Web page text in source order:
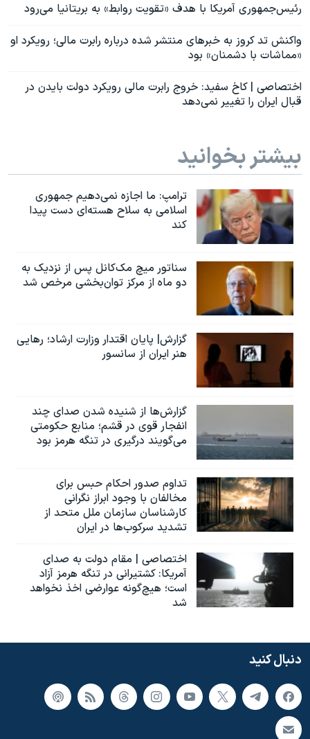
رئیس‌جمهوری آمریکا با هدف «تقویت روابط» به بریتانیا می‌رود
واکنش تد کروز به خبرهای منتشر شده درباره رابرت مالی؛ رویکرد او
«مماشات با دشمنان» بود
اختصاصی | کاخ سفید: خروج رابرت مالی رویکرد دولت بایدن در
قبال ایران را تغییر نمی‌دهد
بیشتر بخوانید
ترامپ: ما اجازه نمی‌دهیم جمهوری
اسلامی به سلاح هسته‌ای دست پیدا
کند
سناتور میچ مک‌کانل پس از نزدیک به
دو ماه از مرکز توان‌بخشی مرخص شد
گزارش| پایان اقتدار وزارت ارشاد؛ رهایی
هنر ایران از سانسور
گزارش‌ها از شنیده شدن صدای چند
انفجار قوی در قشم؛ منابع حکومتی
می‌گویند درگیری در تنگه هرمز بود
تداوم صدور احکام حبس برای
مخالفان با وجود ابراز نگرانی
کارشناسان سازمان ملل متحد از
تشدید سرکوب‌ها در ایران
اختصاصی | مقام دولت به صدای
آمریکا: کشتیرانی در تنگه هرمز آزاد
است؛ هیچ‌گونه عوارضی اخذ نخواهد
شد
دنبال کنید